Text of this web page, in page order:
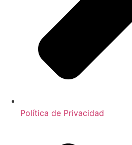
Política de Privacidad